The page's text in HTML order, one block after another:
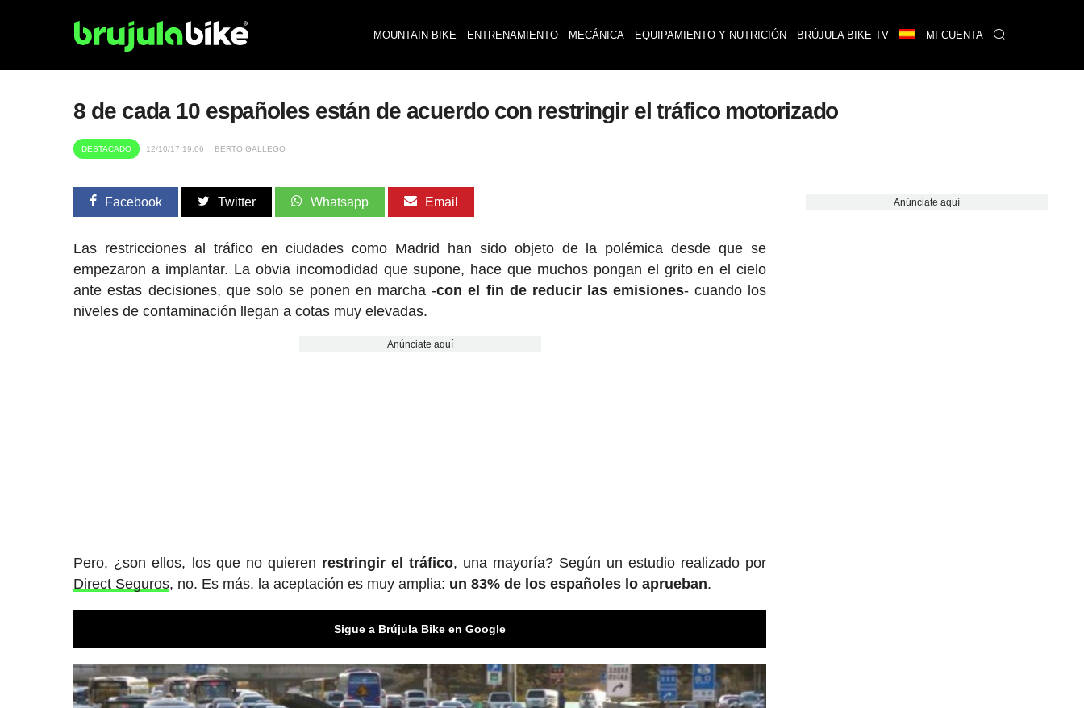
MOUNTAIN BIKE ENTRENAMIENTO MECÁNICA EQUIPAMIENTO Y NUTRICIÓN BRÚJULA BIKE TV MI CUENTA
8 de cada 10 españoles están de acuerdo con restringir el tráfico motorizado
DESTACADO 12/10/17 19:06 BERTO GALLEGO
Facebook Twitter Whatsapp Email
Las restricciones al tráfico en ciudades como Madrid han sido objeto de la polémica desde que se
empezaron a implantar. La obvia incomodidad que supone, hace que muchos pongan el grito en el cielo
ante estas decisiones, que solo se ponen en marcha -con el fin de reducir las emisiones- cuando los
niveles de contaminación llegan a cotas muy elevadas.
Anúnciate aquí
Pero, ¿son ellos, los que no quieren restringir el tráfico, una mayoría? Según un estudio realizado por
Direct Seguros, no. Es más, la aceptación es muy amplia: un 83% de los españoles lo aprueban.
Sigue a Brújula Bike en Google
Anúnciate aquí